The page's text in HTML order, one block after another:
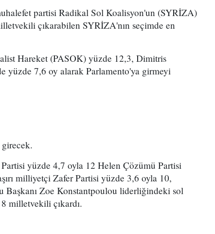
partisi Radikal Sol Koalisyon'un (SYRİZA)
çıkarabilen SYRİZA'nın seçimde en
Hareket (PASOK) yüzde 12,3, Dimitris
yüzde 7,6 oy alarak Parlamento'ya girmeyi
Partisi yüzde 4,7 oyla 12 Helen Çözümü Partisi
milliyetçi Zafer Partisi yüzde 3,6 oyla 10,
Başkanı Zoe Konstantpoulou liderliğindeki sol
milletvekili çıkardı.